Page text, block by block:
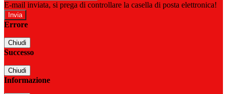
E-mail inviata, si prega di controllare la casella di posta elettronica!
Errore
Chiudi
Successo
Chiudi
Informazione